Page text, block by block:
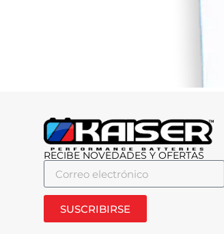
RECIBE NOVEDADES Y OFERTAS
SUSCRIBIRSE